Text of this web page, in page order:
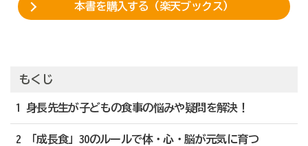
本書を購入する（楽天ブックス）
もくじ
1 身長先生が子どもの食事の悩みや疑問を解決！
2 「成長食」30のルールで体・心・脳が元気に育つ